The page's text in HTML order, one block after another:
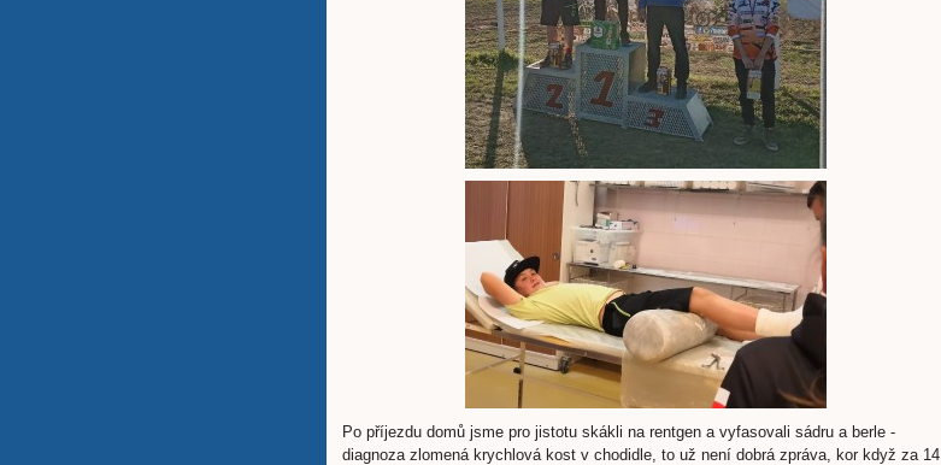
Po příjezdu domů jsme pro jistotu skákli na rentgen a vyfasovali sádru a berle -
diagnoza zlomená krychlová kost v chodidle, to už není dobrá zpráva, kor když za 14